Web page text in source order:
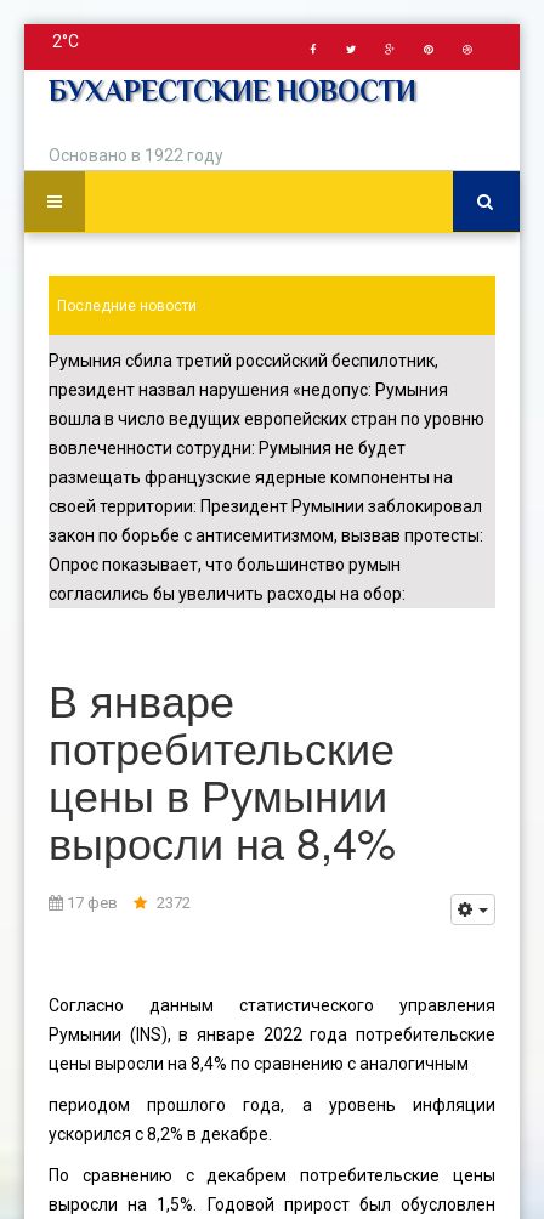
2°C
БУХАРЕСТСКИЕ НОВОСТИ
Основано в 1922 году
Последние новости
Румыния сбила третий российский беспилотник,
президент назвал нарушения «недопус: Румыния
вошла в число ведущих европейских стран по уровню
вовлеченности сотрудни: Румыния не будет
размещать французские ядерные компоненты на
своей территории: Президент Румынии заблокировал
закон по борьбе с антисемитизмом, вызвав протесты:
Опрос показывает, что большинство румын
согласились бы увеличить расходы на обор:
В январе
потребительские
цены в Румынии
выросли на 8,4%
17 фев 2372
Согласно данным статистического управления
Румынии (INS), в январе 2022 года потребительские
цены выросли на 8,4% по сравнению с аналогичным
периодом прошлого года, а уровень инфляции
ускорился с 8,2% в декабре.
По сравнению с декабрем потребительские цены
выросли на 1,5%. Годовой прирост был обусловлен